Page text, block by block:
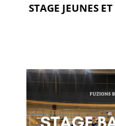
STAGE JEUNES